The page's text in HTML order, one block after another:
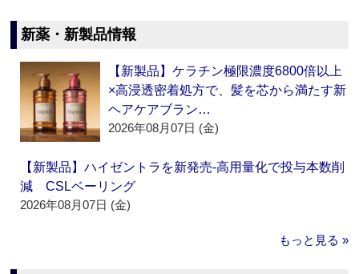
新薬・新製品情報
【新製品】ケラチン極限濃度6800倍以上
×高浸透密着処方で、髪を芯から満たす新
ヘアケアブラン…
2026年08月07日 (金)
【新製品】ハイゼントラを新発売‐高用量化で投与本数削
減 CSLベーリング
2026年08月07日 (金)
もっと見る »